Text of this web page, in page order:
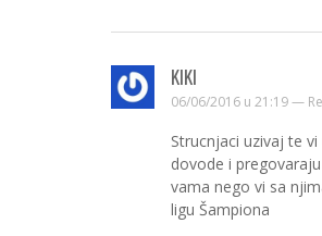
KIKI
06/06/2016 u 21:19 —
Strucnjaci uzivaj te
dovode i
vama nego vi sa
ligu Šampiona